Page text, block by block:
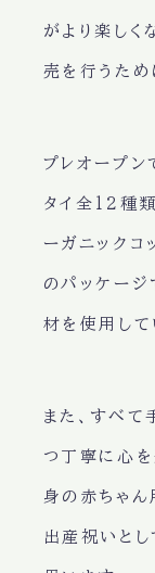
がより楽しく
売を行うため
プレオープン
タイ全12種
ーガニックコ
のパッケー
材を使用して
また、すべて
つ丁寧に心
身の赤ちゃん
出産祝いとし